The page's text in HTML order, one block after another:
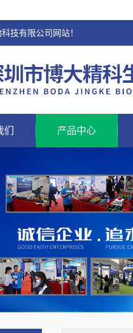
技有限公司网站！
产品中心